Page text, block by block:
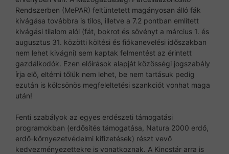
Rendszerben (MePAR) feltüntetett magányosan álló fák
kivágása továbbra is tilos, illetve a 7.2 pontban említett
kivágási tilalom alól (fát, bokrot és sövényt a március 1. és
augusztus 31. közötti költési és fiókanevelési időszakban
nem lehet kivágni) sem kaptak felmentést az érintett
gazdálkodók. Ezen előírások alapját közösségi jogszabály
írja elő, eltérni tőlük nem lehet, be nem tartásuk pedig
ezután is kölcsönös megfeleltetési szankciót vonhat maga
után!
Fenti szabályok az egyes erdészeti támogatási
programokban (erdősítés támogatása, Natura 2000 erdő,
erdő-környezetvédelmi kifizetések) részt vevő
kedvezményezettekre is vonatkoznak. A Kincstár arra is